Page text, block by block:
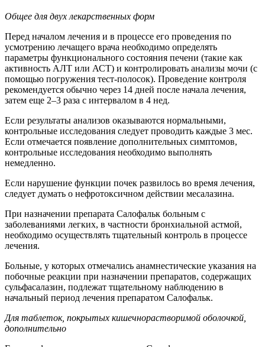
Общее для двух лекарственных форм
Перед началом лечения и в процессе его проведения по
усмотрению лечащего врача необходимо определять
параметры функционального состояния печени (такие как
активность АЛТ или АСТ) и контролировать анализы мочи (с
помощью погружения тест-полосок). Проведение контроля
рекомендуется обычно через 14 дней после начала лечения,
затем еще 2–3 раза с интервалом в 4 нед.
Если результаты анализов оказываются нормальными,
контрольные исследования следует проводить каждые 3 мес.
Если отмечается появление дополнительных симптомов,
контрольные исследования необходимо выполнять
немедленно.
Если нарушение функции почек развилось во время лечения,
следует думать о нефротоксичном действии месалазина.
При назначении препарата Салофальк больным с
заболеваниями легких, в частности бронхиальной астмой,
необходимо осуществлять тщательный контроль в процессе
лечения.
Больные, у которых отмечались анамнестические указания на
побочные реакции при назначении препаратов, содержащих
сульфасалазин, подлежат тщательному наблюдению в
начальный период лечения препаратом Салофальк.
Для таблеток, покрытых кишечнорастворимой оболочкой,
дополнительно